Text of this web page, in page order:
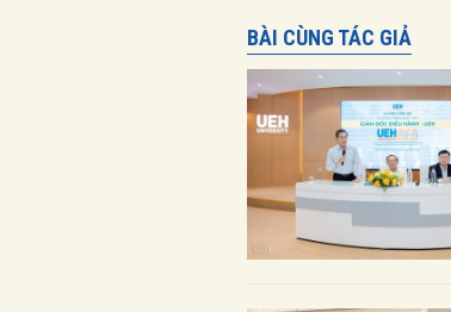
BÀI CÙNG TÁC GIẢ